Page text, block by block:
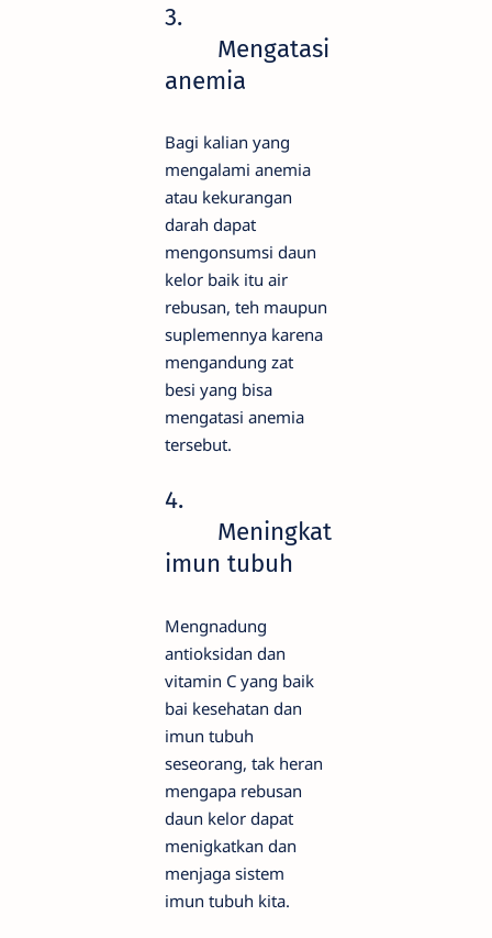
3.
Mengatasi
anemia
Bagi kalian yang
mengalami anemia
atau kekurangan
darah dapat
mengonsumsi daun
kelor baik itu air
rebusan, teh maupun
suplemennya karena
mengandung zat
besi yang bisa
mengatasi anemia
tersebut.
4.
Meningkat
imun tubuh
Mengnadung
antioksidan dan
vitamin C yang baik
bai kesehatan dan
imun tubuh
seseorang, tak heran
mengapa rebusan
daun kelor dapat
menigkatkan dan
menjaga sistem
imun tubuh kita.